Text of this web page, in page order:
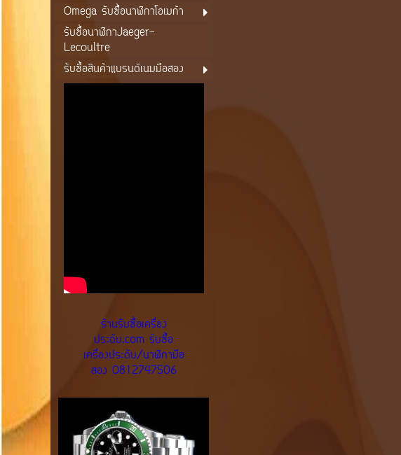
Omega รับซื้อนาฬิกาโอเมก้า
รับซื้อนาฬิกาJaeger-
Lecoultre
รับซื้อสินค้าแบรนด์เนมมือสอง
ร้านรับซื้อเครื่อง
ประดับ.com รับซื้อ
เครื่องประดับ/นาฬิกามือ
สอง 0812747506